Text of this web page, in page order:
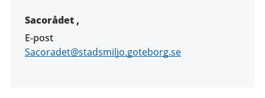
Sacorådet ,
E-post
Sacoradet@stadsmiljo.goteborg.se